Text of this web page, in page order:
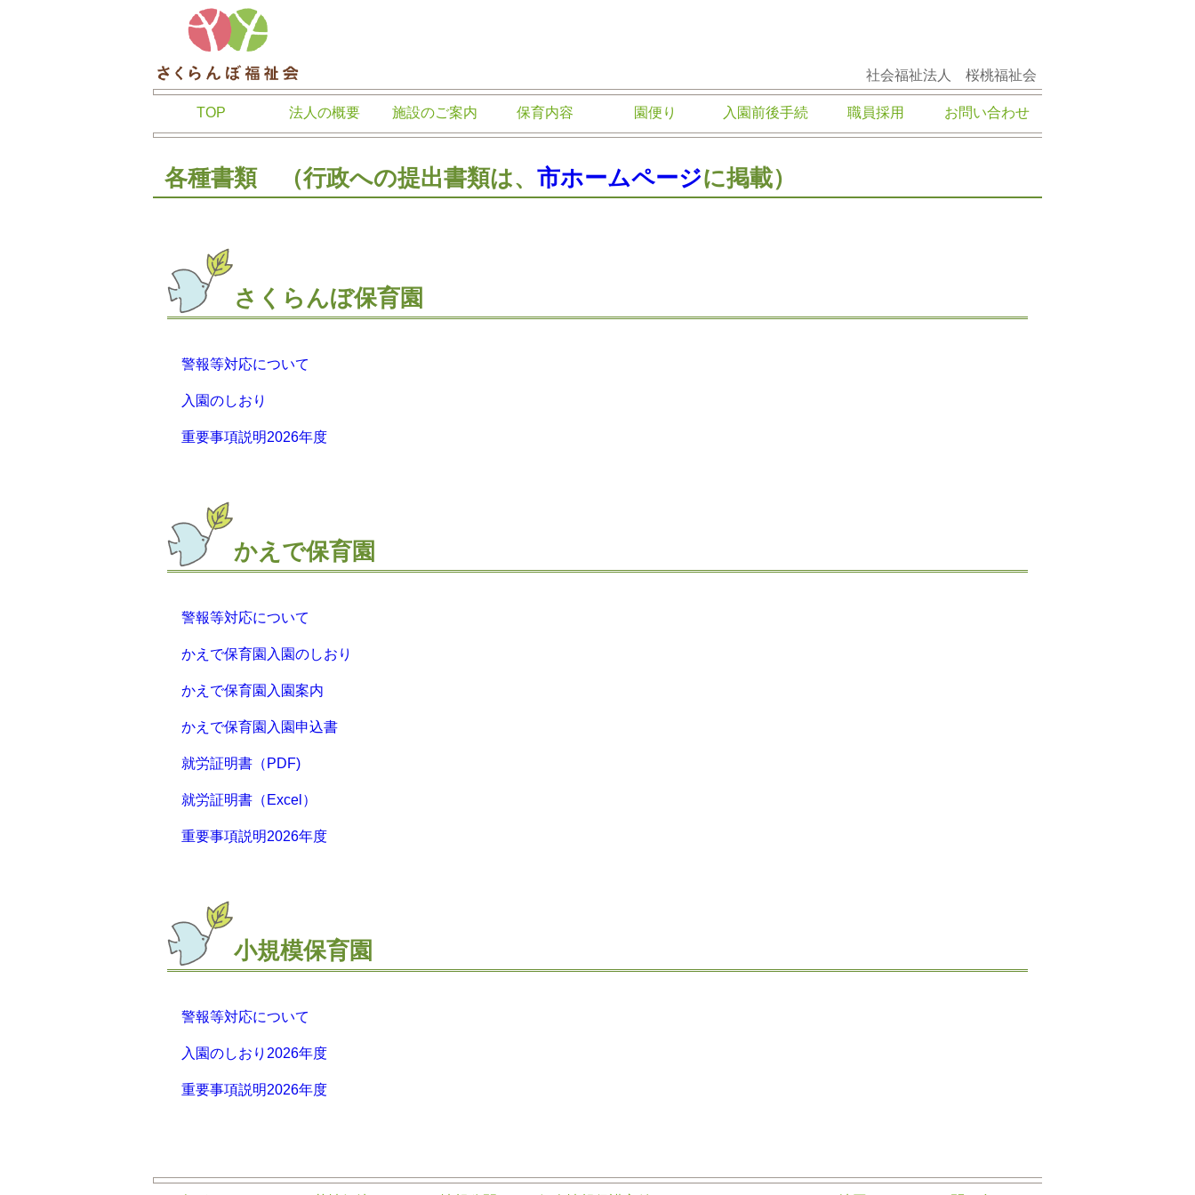
社会福祉法人 桜桃福祉会
TOP 法人の概要 施設のご案内 保育内容 園便り 入園前後手続 職員採用 お問い合わせ
各種書類 （行政への提出書類は、 市ホームページに掲載）
さくらんぼ保育園
警報等対応について
入園のしおり
重要事項説明2026年度
かえで保育園
警報等対応について
かえで保育園入園のしおり
かえで保育園入園案内
かえで保育園入園申込書
就労証明書（PDF)
就労証明書（Excel）
重要事項説明2026年度
小規模保育園
警報等対応について
入園のしおり2026年度
重要事項説明2026年度